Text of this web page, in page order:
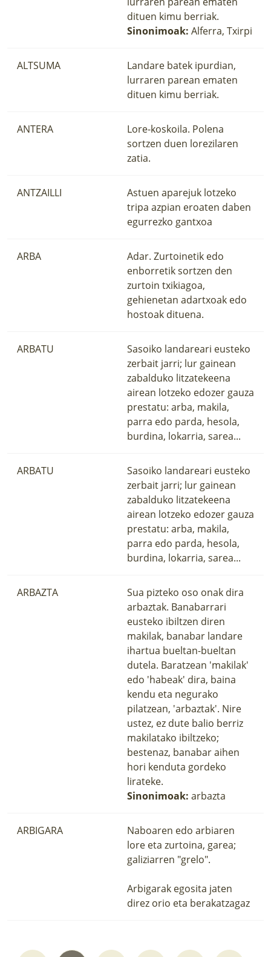
dituen kimu berriak.
Sinonimoak: Alferra, Txirpi
ALTSUMA
Landare batek ipurdian,
lurraren parean ematen
dituen kimu berriak.
ANTERA
Lore-koskoila. Polena
sortzen duen lorezilaren
zatia.
ANTZAILLI
Astuen aparejuk lotzeko
tripa azpian eroaten daben
egurrezko gantxoa
ARBA
Adar. Zurtoinetik edo
enborretik sortzen den
zurtoin txikiagoa,
gehienetan adartxoak edo
hostoak dituena.
ARBATU
Sasoiko landareari eusteko
zerbait jarri; lur gainean
zabalduko litzatekeena
airean lotzeko edozer gauza
prestatu: arba, makila,
parra edo parda, hesola,
burdina, lokarria, sarea...
ARBATU
Sasoiko landareari eusteko
zerbait jarri; lur gainean
zabalduko litzatekeena
airean lotzeko edozer gauza
prestatu: arba, makila,
parra edo parda, hesola,
burdina, lokarria, sarea...
ARBAZTA
Sua pizteko oso onak dira
arbaztak. Banabarrari
eusteko ibiltzen diren
makilak, banabar landare
ihartua bueltan-bueltan
dutela. Baratzean 'makilak'
edo 'habeak' dira, baina
kendu eta negurako
pilatzean, 'arbaztak'. Nire
ustez, ez dute balio berriz
makilatako ibiltzeko;
bestenaz, banabar aihen
hori kenduta gordeko
lirateke.
Sinonimoak: arbazta
ARBIGARA
Naboaren edo arbiaren
lore eta zurtoina, garea;
galiziarren "grelo".
Arbigarak egosita jaten
direz orio eta berakatzagaz